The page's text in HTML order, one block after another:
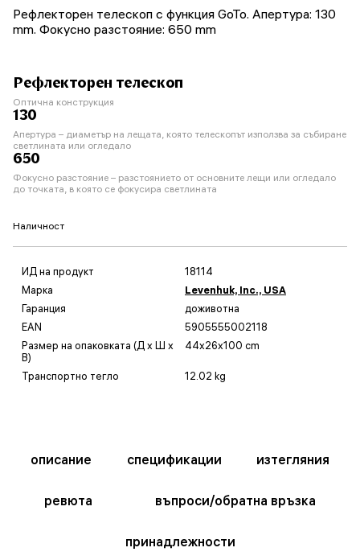
Рефлекторен телескоп с функция GoTo. Апертура: 130
mm. Фокусно разстояние: 650 mm
Рефлекторен телескоп
Оптична конструкция
130
Апертура – диаметър на лещата, която телескопът използва за събиране
светлината или огледало
650
Фокусно разстояние – разстоянието от основните лещи или огледало
до точката, в която се фокусира светлината
Наличност
ИД на продукт
18114
Марка
Levenhuk, Inc., USA
Гаранция
доживотна
EAN
5905555002118
Размер на опаковката (Д x Ш x
В)
44x26x100 cm
Транспортно тегло 12.02 kg
описание спецификации изтегляния
ревюта въпроси/обратна връзка
принадлежности